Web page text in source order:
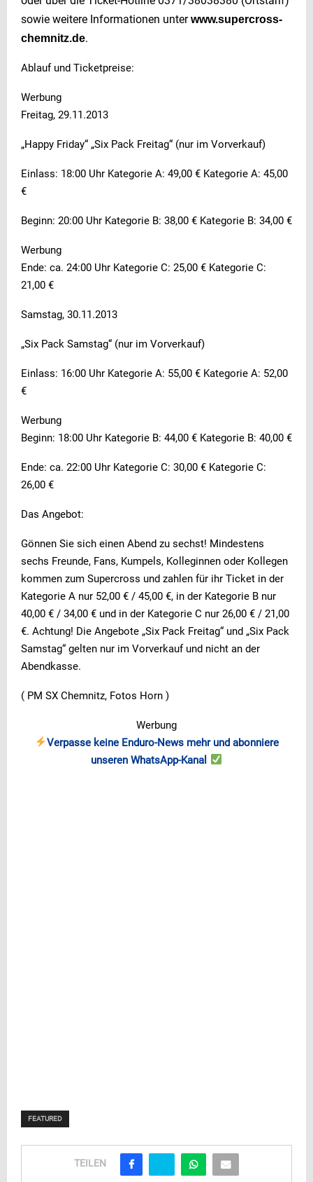
sowie weitere Informationen unterwww.supercross-
chemnitz.de.
Ablauf und Ticketpreise:
Werbung
Freitag, 29.11.2013
„Happy Friday“ „Six Pack Freitag“ (nur im Vorverkauf)
Einlass: 18:00 Uhr Kategorie A: 49,00 € Kategorie A: 45,00
€
Beginn: 20:00 Uhr Kategorie B: 38,00 € Kategorie B: 34,00 €
Werbung
Ende: ca. 24:00 Uhr Kategorie C: 25,00 € Kategorie C:
21,00 €
Samstag, 30.11.2013
„Six Pack Samstag“ (nur im Vorverkauf)
Einlass: 16:00 Uhr Kategorie A: 55,00 € Kategorie A: 52,00
€
Werbung
Beginn: 18:00 Uhr Kategorie B: 44,00 € Kategorie B: 40,00 €
Ende: ca. 22:00 Uhr Kategorie C: 30,00 € Kategorie C:
26,00 €
Das Angebot:
Gönnen Sie sich einen Abend zu sechst! Mindestens
sechs Freunde, Fans, Kumpels, Kolleginnen oder Kollegen
kommen zum Supercross und zahlen für ihr Ticket in der
Kategorie A nur 52,00 € / 45,00 €, in der Kategorie B nur
40,00 € / 34,00 € und in der Kategorie C nur 26,00 € / 21,00
€. Achtung! Die Angebote „Six Pack Freitag“ und „Six Pack
Samstag“ gelten nur im Vorverkauf und nicht an der
Abendkasse.
( PM SX Chemnitz, Fotos Horn )
Werbung
Verpasse keine Enduro-News mehr und abonniere
unseren WhatsApp-Kanal
FEATURED
TEILEN